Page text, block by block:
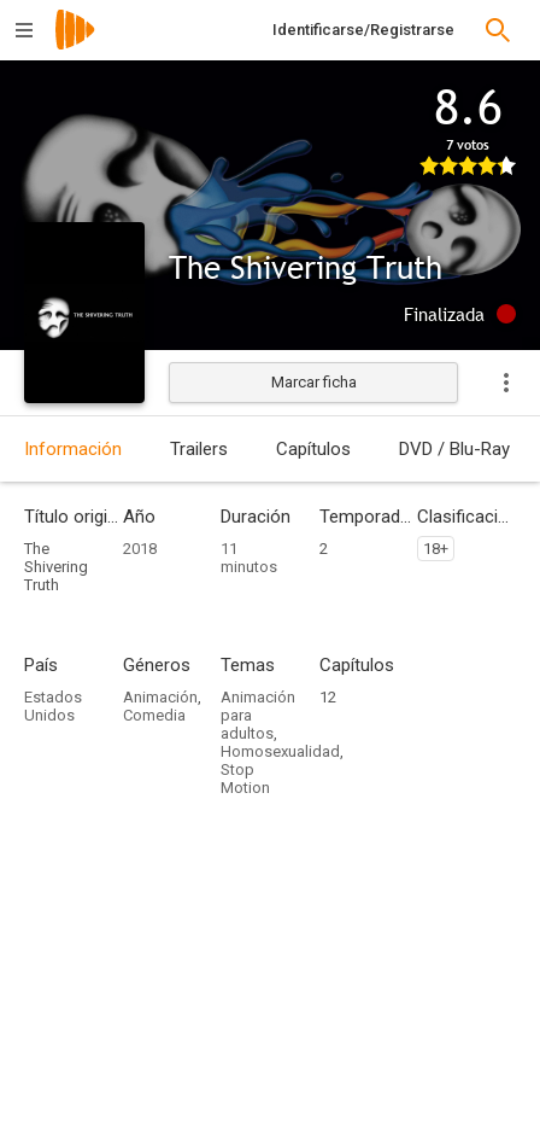
Identificarse/Registrarse
8.6
7 votos
The Shivering Truth
Finalizada
Marcar ficha
Información Trailers Capítulos DVD / Blu-Ray
Título original
The
Shivering
Truth
Año
2018
Duración
11
minutos
Temporadas
2
Clasificación por edades
18+
País
Estados
Unidos
Géneros
Animación,
Comedia
Temas
Animación
para
adultos,
Homosexualidad,
Stop
Motion
Capítulos
12